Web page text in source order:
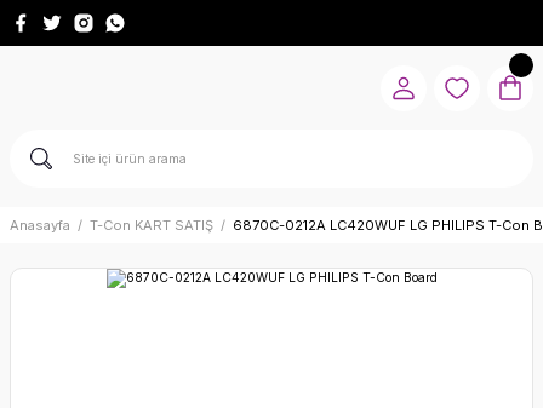
Anasayfa T-Con KART SATIŞ 6870C-0212A LC420WUF LG PHILIPS T-Con